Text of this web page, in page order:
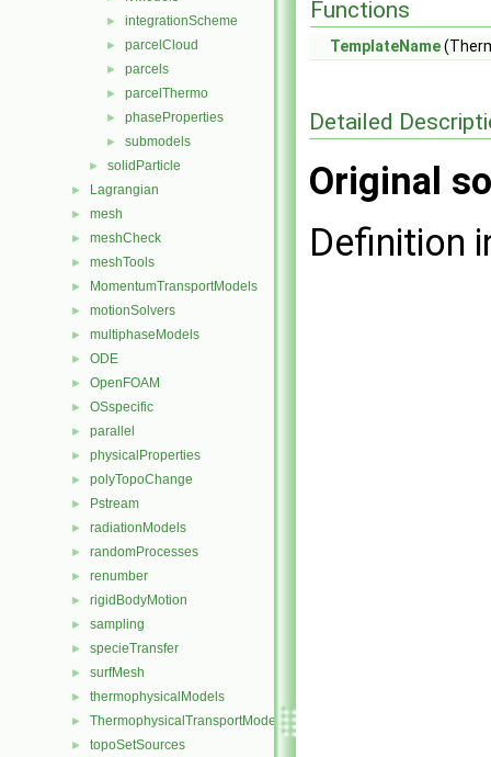
► integrationScheme
► parcelCloud
► parcels
► parcelThermo
► phaseProperties
► submodels
► solidParticle
► Lagrangian
► mesh
► meshCheck
► meshTools
► MomentumTransportModels
► motionSolvers
► multiphaseModels
► ODE
► OpenFOAM
► OSspecific
► parallel
► physicalProperties
► polyTopoChange
► Pstream
► radiationModels
► randomProcesses
► renumber
► rigidBodyMotion
► sampling
► specieTransfer
► surfMesh
► thermophysicalModels
► ThermophysicalTransportModels
► topoSetSources
Functions
TemplateName
Detailed
Original
Definition